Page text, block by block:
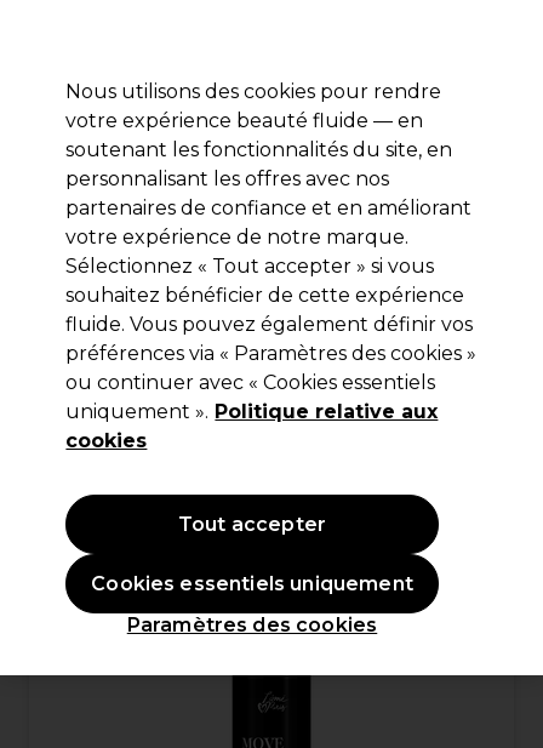
Se connecter
Marques Bons plans Coiffure Electro et Matériel
Livraison et délais
lire la suite
Lômé Paris
Lômé Paris Define Move Gel Forte 3
150ml
(2)
13,85 €Hors TVA
Nous utilisons des cookies pour rendre
votre expérience beauté fluide — en
soutenant les fonctionnalités du site, en
personnalisant les offres avec nos
partenaires de confiance et en améliorant
votre expérience de notre marque.
Sélectionnez « Tout accepter » si vous
souhaitez bénéficier de cette expérience
fluide. Vous pouvez également définir vos
préférences via « Paramètres des cookies »
ou continuer avec « Cookies essentiels
uniquement ». Politique relative aux
cookies
Paramètres des cookies
Cookies essentiels uniquement
Tout accepter